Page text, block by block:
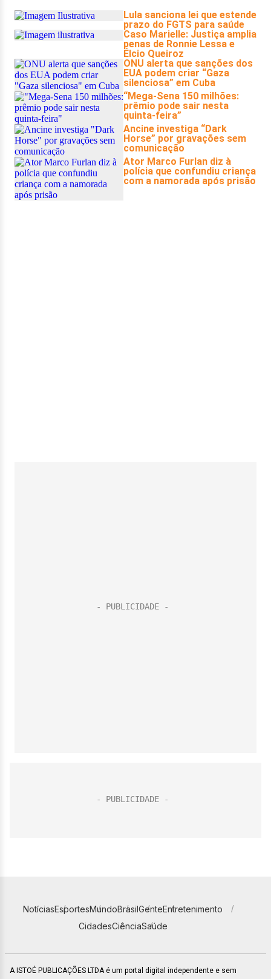
NotíciasEsportesMundoBrasilGenteEntretenimento
CidadesCiênciaSaúde
A ISTOÉ PUBLICAÇÕES LTDA é um portal digital independente e sem